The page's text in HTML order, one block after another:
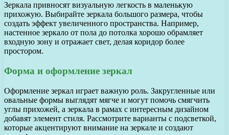
Зеркала привносят визуальную легкость в маленькую
прихожую. Выбирайте зеркала большого размера, чтобы
создать эффект увеличенного пространства. Например,
настенное зеркало от пола до потолка хорошо обрамляет
входную зону и отражает свет, делая коридор более
простором.
Форма и оформление зеркал
Оформление зеркал играет важную роль. Закругленные или
овальные формы выглядят мягче и могут помочь смягчить
углы прихожей, а зеркала в рамах с интересным дизайном
добавят элемент стиля. Рассмотрите варианты с подсветкой,
которые акцентируют внимание на зеркале и создают